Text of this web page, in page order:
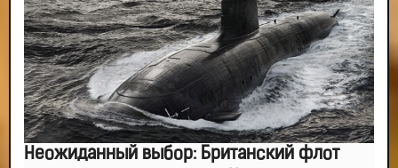
Неожиданный выбор: Британский флот